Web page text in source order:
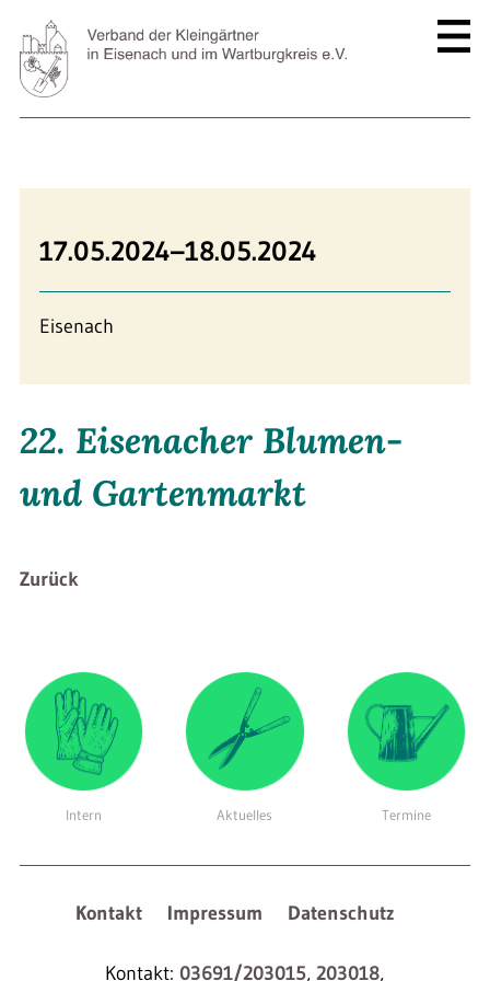
17.05.2024–18.05.2024
Eisenach
22. Eisenacher Blumen-
und Gartenmarkt
Zurück
Intern Aktuelles Termine
Kontakt Impressum Datenschutz
Kontakt:03691/203015,203018,